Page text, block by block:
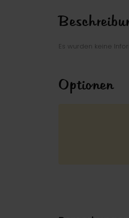
Es wurden keine
Optionen